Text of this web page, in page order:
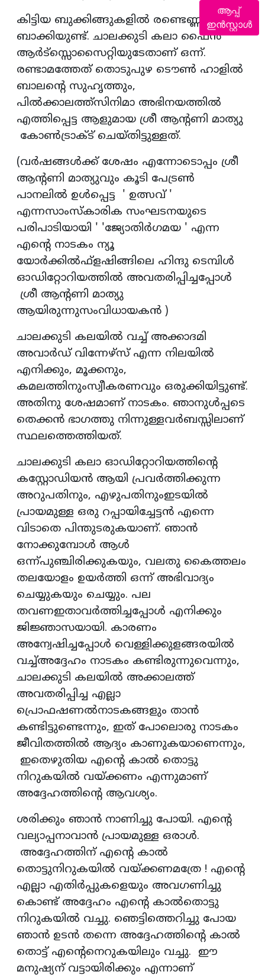
കിട്ടിയ ബുക്കിങ്ങുകളിൽ രണ്ടെണ്ണം കൂടി
ബാക്കിയുണ്ട്. ചാലക്കുടി കലാ ഫൈൻ
ആർട്സ്സൊസൈറ്റിയുടേതാണ് ഒന്ന്.
രണ്ടാമത്തേത് തൊടുപുഴ ടൌൺ ഹാളിൽ
ബാലന്റെ സുഹൃത്തും,
പിൽക്കാലത്ത്സിനിമാ അഭിനയത്തിൽ
എത്തിപ്പെട്ട ആളുമായ ശ്രീ ആന്റണി മാത്യു
കോൺട്രാക്ട് ചെയ്തിട്ടുള്ളത്.
(വർഷങ്ങൾക്ക് ശേഷം എന്നോടൊപ്പം ശ്രീ
ആന്റണി മാത്യുവും കൂടി പേട്രൺ
പാനലിൽ ഉൾപ്പെട്ട ' ഉത്സവ് '
എന്നസാംസ്കാരിക സംഘടനയുടെ
പരിപാടിയായി ' 'ജ്യോതിർഗമയ ' എന്ന
എന്റെ നാടകം ന്യൂ
യോർക്കിൽഫ്ളഷിങ്ങിലെ ഹിന്ദു ടെമ്പിൾ
ഓഡിറ്റോറിയത്തിൽ അവതരിപ്പിച്ചപ്പോൾ
ശ്രീ ആന്റണി മാത്യു
ആയിരുന്നുസംവിധായകൻ )
ചാലക്കുടി കലയിൽ വച്ച് അക്കാദമി
അവാർഡ് വിന്നേഴ്‌സ് എന്ന നിലയിൽ
എനിക്കും, മൂക്കനും,
കമലത്തിനുംസ്വീകരണവും ഒരുക്കിയിട്ടുണ്ട്.
അതിനു ശേഷമാണ് നാടകം. ഞാനുൾപ്പടെ
തെക്കൻ ഭാഗത്തു നിന്നുള്ളവർബസ്സിലാണ്
സ്ഥലത്തെത്തിയത്.
ചാലക്കുടി കലാ ഓഡിറ്റോറിയത്തിന്റെ
കസ്റ്റോഡിയൻ ആയി പ്രവർത്തിക്കുന്ന
അറുപതിനും, എഴുപതിനുംഇടയിൽ
പ്രായമുള്ള ഒരു റപ്പായിച്ചേട്ടൻ എന്നെ
വിടാതെ പിന്തുടരുകയാണ്. ഞാൻ
നോക്കുമ്പോൾ ആൾ
ഒന്ന്പുഞ്ചിരിക്കുകയും, വലതു കൈത്തലം
തലയോളം ഉയർത്തി ഒന്ന് അഭിവാദ്യം
ചെയ്യുകയും ചെയ്യും. പല
തവണഇതാവർത്തിച്ചപ്പോൾ എനിക്കും
ജിജ്ഞാസയായി. കാരണം
അന്വേഷിച്ചപ്പോൾ വെള്ളിക്കുളങ്ങരയിൽ
വച്ച്അദ്ദേഹം നാടകം കണ്ടിരുന്നുവെന്നും,
ചാലക്കുടി കലയിൽ അക്കാലത്ത്
അവതരിപ്പിച്ച എല്ലാ
പ്രൊഫഷണൽനാടകങ്ങളും താൻ
കണ്ടിട്ടുണ്ടെന്നും, ഇത് പോലൊരു നാടകം
ജീവിതത്തിൽ ആദ്യം കാണുകയാണെന്നും,
ഇതെഴുതിയ എന്റെ കാൽ തൊട്ടു
നിറുകയിൽ വയ്ക്കണം എന്നുമാണ്
അദ്ദേഹത്തിന്റെ ആവശ്യം.
ശരിക്കും ഞാൻ നാണിച്ചു പോയി. എന്റെ
വല്യാപ്പനാവാൻ പ്രായമുള്ള ഒരാൾ.
അദ്ദേഹത്തിന് എന്റെ കാൽ
തൊട്ടുനിറുകയിൽ വയ്‌ക്കണമത്രേ ! എന്റെ
എല്ലാ എതിർപ്പുകളെയും അവഗണിച്ചു
കൊണ്ട് അദ്ദേഹം എന്റെ കാൽതൊട്ടു
നിറുകയിൽ വച്ചു. ഞെട്ടിത്തെറിച്ചു പോയ
ഞാൻ ഉടൻ തന്നെ അദ്ദേഹത്തിന്റെ കാൽ
തൊട്ട് എന്റെനെറുകയിലും വച്ചു. ഈ
മനുഷ്യന് വട്ടായിരിക്കും എന്നാണ്
ആപ്പ്
ഇൻസ്റ്റാൾ